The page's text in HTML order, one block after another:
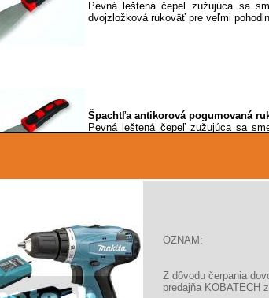
OZNAM:
Z dôvodu čerpania
predajňa KOBATECH
Pevná leštená čepeľ zužujúca sa
dvojzložková rukoväť pre veľmi
Špachtľa antikorová pogumovaná
Pevná leštená čepeľ zužujúca sa
Špachtľa antikorová, plastová
šírka 40mm hrúbka 0, 5mm -plastová